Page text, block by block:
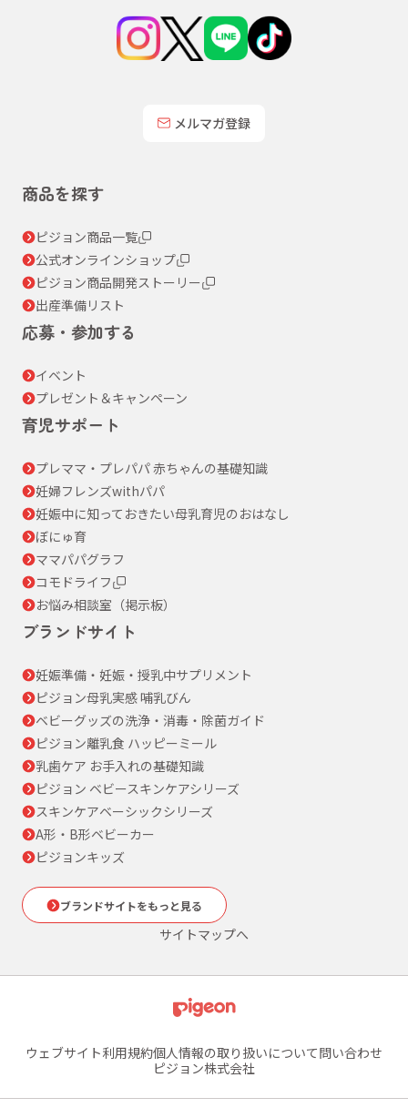
メルマガ登録
商品を探す
ピジョン商品一覧
公式オンラインショップ
ピジョン商品開発ストーリー
出産準備リスト
応募・参加する
イベント
プレゼント＆キャンペーン
育児サポート
プレママ・プレパパ 赤ちゃんの基礎知識
妊婦フレンズwithパパ
妊娠中に知っておきたい母乳育児のおはなし
ぼにゅ育
ママパパグラフ
コモドライフ
お悩み相談室（掲示板）
ブランドサイト
妊娠準備・妊娠・授乳中サプリメント
ピジョン母乳実感 哺乳びん
ベビーグッズの洗浄・消毒・除菌ガイド
ピジョン離乳食 ハッピーミール
乳歯ケア お手入れの基礎知識
ピジョン ベビースキンケアシリーズ
スキンケアベーシックシリーズ
A形・B形ベビーカー
ピジョンキッズ
ブランドサイトをもっと見る
サイトマップへ
ウェブサイト利用規約個人情報の取り扱いについて問い合わせ
ピジョン株式会社